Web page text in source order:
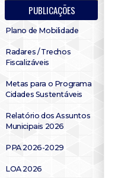
PUBLICAÇÕES
Plano de Mobilidade
Radares / Trechos
Fiscalizáveis
Metas para o Programa
Cidades Sustentáveis
Relatório dos Assuntos
Municipais 2026
PPA 2026-2029
LOA 2026